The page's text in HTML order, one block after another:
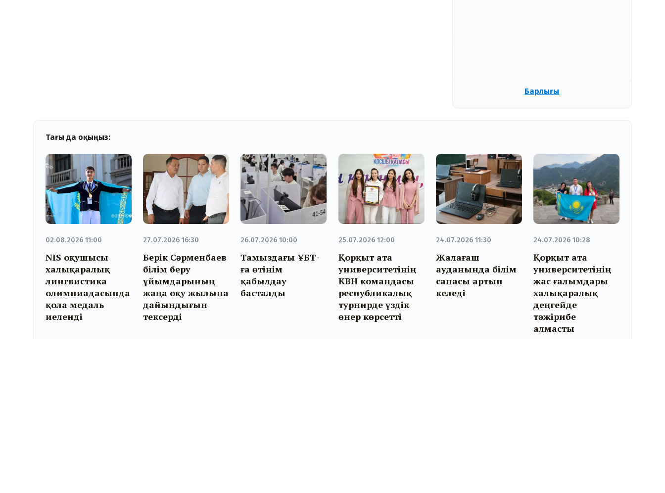
Барлығы
Тағы да оқыңыз:
02.08.2026 11:00
NIS оқушысы
халықаралық
лингвистика
олимпиадасында
қола медаль
иеленді
27.07.2026 16:30
Берік Сәрменбаев
білім беру
ұйымдарының
жаңа оқу жылына
дайындығын
тексерді
26.07.2026 10:00
Тамыздағы ҰБТ-
ға өтінім
қабылдау
басталды
25.07.2026 12:00
Қорқыт ата
университетінің
КВН командасы
республикалық
турнирде үздік
өнер көрсетті
24.07.2026 11:30
Жалағаш
ауданында білім
сапасы артып
келеді
24.07.2026 10:28
Қорқыт ата
университетінің
жас ғалымдары
халықаралық
деңгейде
тәжірибе
алмасты